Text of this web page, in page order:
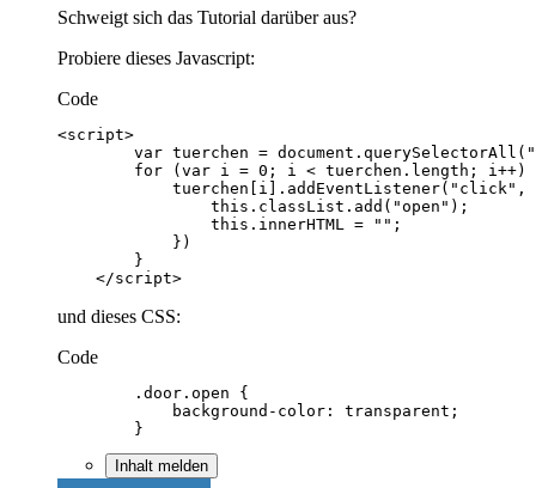
Schweigt sich das Tutorial darüber aus?
Probiere dieses Javascript:
Code
    </script>
und dieses CSS:
Code
        }
Inhalt melden